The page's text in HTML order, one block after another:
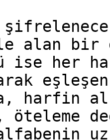
alan bir
ise her
harfin
öteleme